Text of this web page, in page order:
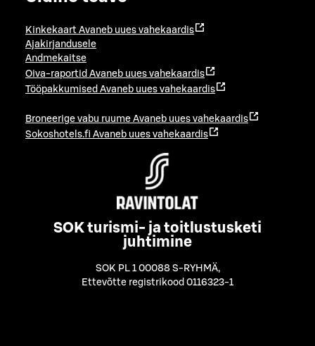
Kinkekaart Avaneb uues vahekaardis
Ajakirjandusele
Andmekaitse
Oiva-raportid Avaneb uues vahekaardis
Tööpakkumised Avaneb uues vahekaardis
Broneerige vabu ruume Avaneb uues vahekaardis
Sokoshotels.fi Avaneb uues vahekaardis
SOK turismi- ja toitlustusketi
juhtimine
SOK PL 1 00088 S-RYHMÄ,
Ettevõtte registrikood 0116323-1